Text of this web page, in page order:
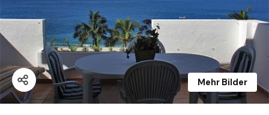
Mehr Bilder